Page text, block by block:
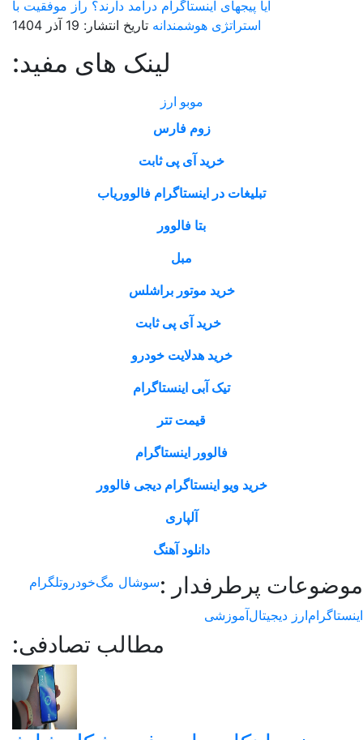
آیا پیجهای اینستاگرام درآمد دارند؟ راز موفقیت با
استراتژی هوشمندانه تاریخ انتشار: 19 آذر 1404
لینک های مفید:
خرید آی پی ثابت
تبلیغات در اینستاگرام فالووریاب
خرید موتور براشلس
خرید آی پی ثابت
خرید هدلایت خودرو
تیک آبی اینستاگرام
فالوور اینستاگرام
خرید ویو اینستاگرام دیجی فالوور
پرطرفدار : سوشال مگخودروتلگرام
دیجیتالآموزشی
مطالب تصادفی: